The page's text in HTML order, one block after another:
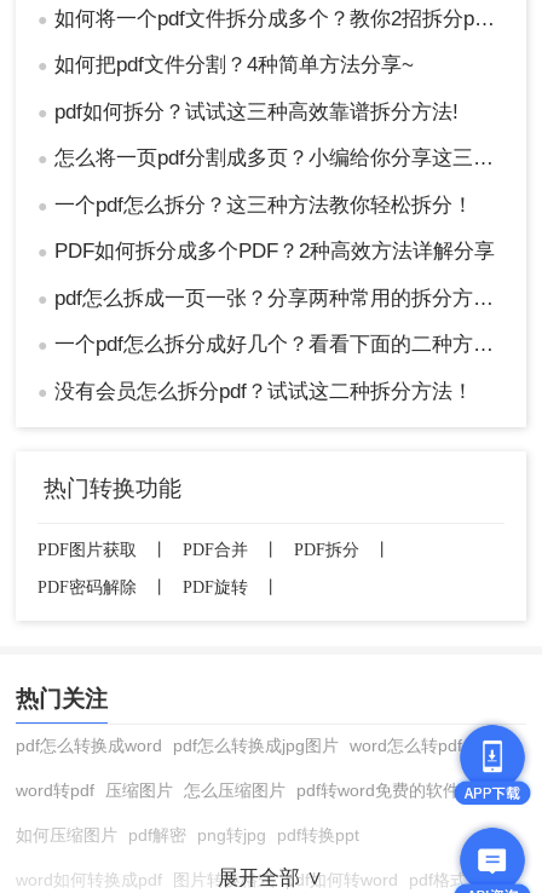
● 如何将一个pdf文件拆分成多个？教你2招拆分pdf！
● 如何把pdf文件分割？4种简单方法分享~
● pdf如何拆分？试试这三种高效靠谱拆分方法!
● 怎么将一页pdf分割成多页？小编给你分享这三种方法！
● 一个pdf怎么拆分？这三种方法教你轻松拆分！
● PDF如何拆分成多个PDF？2种高效方法详解分享
● pdf怎么拆成一页一张？分享两种常用的拆分方法！
● 一个pdf怎么拆分成好几个？看看下面的二种方法！
● 没有会员怎么拆分pdf？试试这二种拆分方法！
热门转换功能
PDF图片获取 PDF合并 PDF拆分
PDF密码解除
PDF旋转
热门关注
pdf怎么转换成word pdf怎么转换成jpg图片 word怎么转pdf
word转pdf 压缩图片 怎么压缩图片 pdf转word免费的软件
如何压缩图片 pdf解密 png转jpg pdf转换ppt
word如何转换成pdf 图片转换格式 pdf如何转word pdf格式转换
展开全部 ∨